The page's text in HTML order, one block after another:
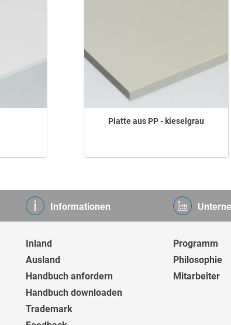
Platte aus PP - kieselgrau
Informationen
Inland
Ausland
Handbuch anfordern
Handbuch downloaden
Trademark
Programm
Philosophie
Mitarbeiter